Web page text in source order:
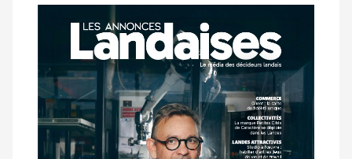
aux
abonnés
Notre
dernier
magazine